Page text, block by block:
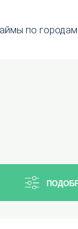
по городам